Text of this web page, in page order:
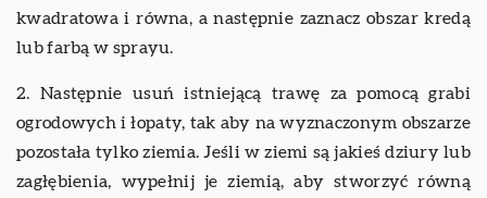
kwadratowa i równa, a następnie zaznacz obszar kredą
lub farbą w sprayu.
2. Następnie usuń istniejącą trawę za pomocą grabi
ogrodowych i łopaty, tak aby na wyznaczonym obszarze
pozostała tylko ziemia. Jeśli w ziemi są jakieś dziury lub
zagłębienia, wypełnij je ziemią, aby stworzyć równą